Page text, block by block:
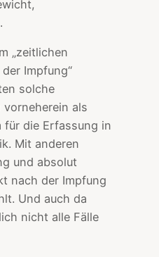
„zeitlichen
Impfung“
solche
als
für die Erfassung in
Mit anderen
und absolut
nach der Impfung
Und auch da
nicht alle Fälle